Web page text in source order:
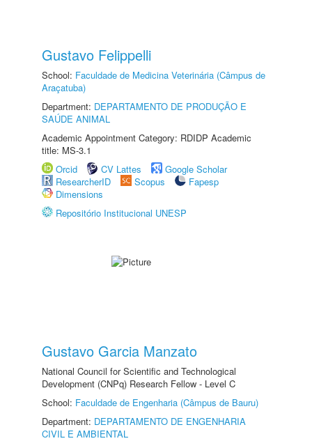
Gustavo Felippelli
School: Faculdade de Medicina Veterinária (Câmpus de
Araçatuba)
Department: DEPARTAMENTO DE PRODUÇÃO E
SAÚDE ANIMAL
Academic Appointment Category: RDIDP Academic
title: MS-3.1
Orcid
CV Lattes
Google Scholar
ResearcherID
Scopus
Fapesp
Dimensions
Repositório Institucional UNESP
Gustavo Garcia Manzato
National Council for Scientific and Technological
Development (CNPq) Research Fellow - Level C
School: Faculdade de Engenharia (Câmpus de Bauru)
Department: DEPARTAMENTO DE ENGENHARIA
CIVIL E AMBIENTAL